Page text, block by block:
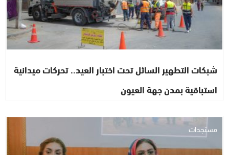
شبكات التطهير السائل تحت اختبار العيد.. تحركات ميدانية
استباقية بمدن جهة العيون
مستجدات